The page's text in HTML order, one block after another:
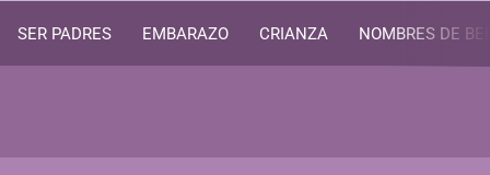
SER PADRES EMBARAZO CRIANZA NOMBRES DE